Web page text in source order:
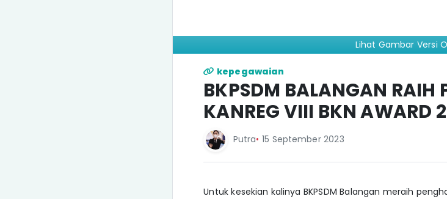
Lihat Gambar Versi
kepegawaian
BKPSDM BALANGAN RAIH
KANREG VIII BKN AWARD
Putra• 15 September 2023
Untuk kesekian kalinya BKPSDM Balangan meraih